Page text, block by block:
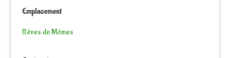
Emplacement
Rêves de Mômes